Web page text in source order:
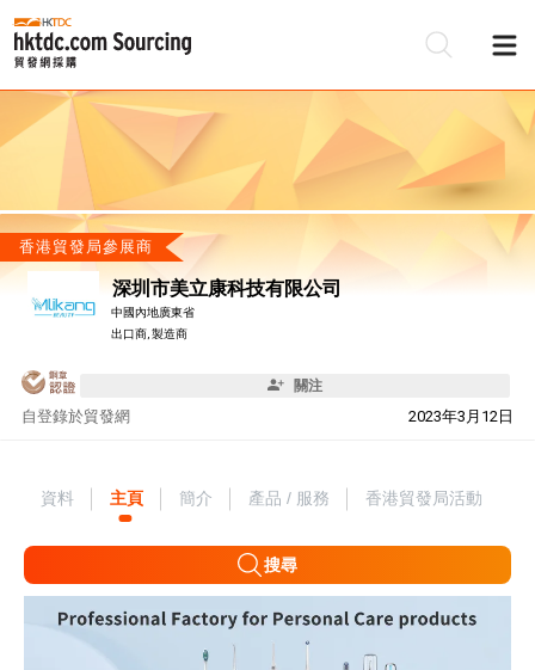
香港貿發局參展商
深圳市美立康科技有限公司
中國內地廣東省
出口商, 製造商
關注
自 2023年3月12日
登錄於貿發網
資料 主頁 簡介 產品 / 服務 香港貿發局活動
搜尋